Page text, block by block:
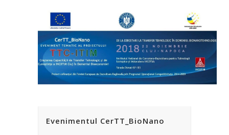
Evenimentul CerTT_BioNano